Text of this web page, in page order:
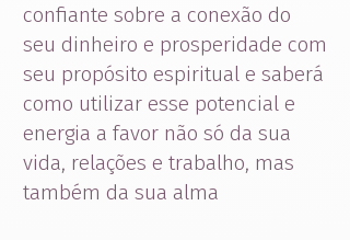
confiante sobre a conexão do
seu dinheiro e prosperidade com
seu propósito espiritual e saberá
como utilizar esse potencial e
energia a favor não só da sua
vida, relações e trabalho, mas
também da sua alma